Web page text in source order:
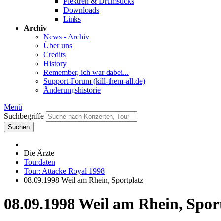
Downloads
Links
Archiv
News - Archiv
Über uns
Credits
History
Remember, ich war dabei...
Support-Forum (kill-them-all.de)
Änderungshistorie
Menü
Suchbegriffe
Suchen
Die Ärzte
Tourdaten
Tour: Attacke Royal 1998
08.09.1998 Weil am Rhein, Sportplatz
08.09.1998 Weil am Rhein,